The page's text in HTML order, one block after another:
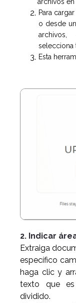
Para
o desde
selecciona
Esta
2. Indicar
Extraiga
específico
haga clic y
texto que
dividido.